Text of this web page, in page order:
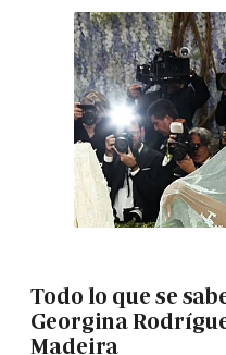
Todo lo que se
Georgina
Madeira